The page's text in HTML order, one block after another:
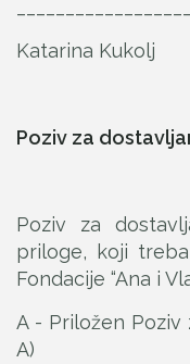
Katarina Kukolj
Poziv za
Poziv za
priloge, koji
Fondacije “Ana i
A - Priložen Poziv
A)